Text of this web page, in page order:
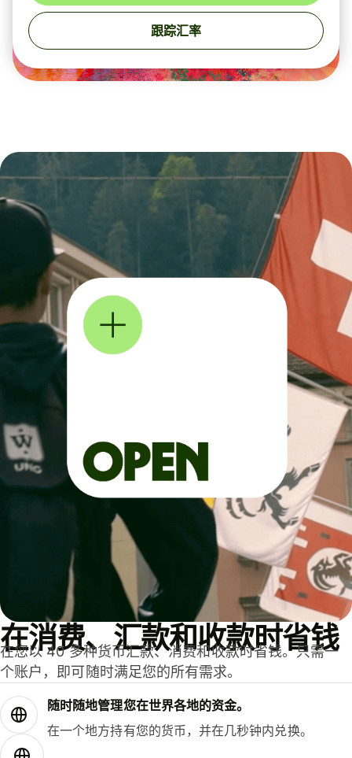
跟踪汇率
在消费、汇款和收款时省钱
在您以 40 多种货币汇款、消费和收款时省钱。只需一
个账户，即可随时满足您的所有需求。
随时随地管理您在世界各地的资金。
在一个地方持有您的货币，并在几秒钟内兑换。